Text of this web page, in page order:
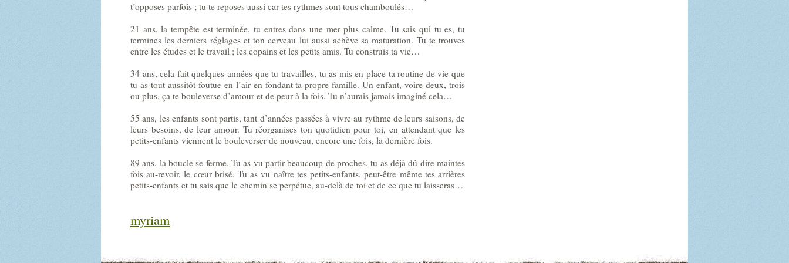
t’opposes parfois ; tu te reposes aussi car tes rythmes sont tous chamboulés…
21 ans, la tempête est terminée, tu entres dans une mer plus calme. Tu sais qui tu es, tu
termines les derniers réglages et ton cerveau lui aussi achève sa maturation. Tu te trouves
entre les études et le travail ; les copains et les petits amis. Tu construis ta vie…
34 ans, cela fait quelques années que tu travailles, tu as mis en place ta routine de vie que
tu as tout aussitôt foutue en l’air en fondant ta propre famille. Un enfant, voire deux, trois
ou plus, ça te bouleverse d’amour et de peur à la fois. Tu n’aurais jamais imaginé cela…
55 ans, les enfants sont partis, tant d’années passées à vivre au rythme de leurs saisons, de
leurs besoins, de leur amour. Tu réorganises ton quotidien pour toi, en attendant que les
petits-enfants viennent le bouleverser de nouveau, encore une fois, la dernière fois.
89 ans, la boucle se ferme. Tu as vu partir beaucoup de proches, tu as déjà dû dire maintes
fois au-revoir, le cœur brisé. Tu as vu naître tes petits-enfants, peut-être même tes arrières
petits-enfants et tu sais que le chemin se perpétue, au-delà de toi et de ce que tu laisseras…
myriam